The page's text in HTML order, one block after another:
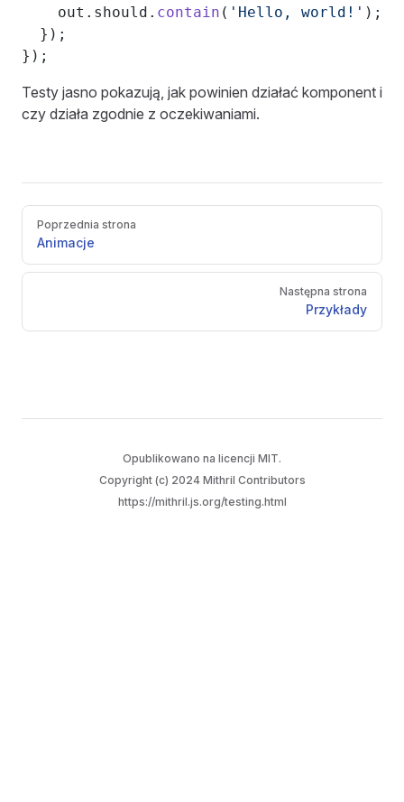
    out.should.
contain ( 'Hello, world!' );
  });
});
Testy jasno pokazują, jak powinien działać komponent i
czy działa zgodnie z oczekiwaniami.
Pager
Poprzednia strona
Animacje
Następna strona
Przykłady
Opublikowano na licencji MIT.
Copyright (c) 2024 Mithril Contributors
https://mithril.js.org/testing.html